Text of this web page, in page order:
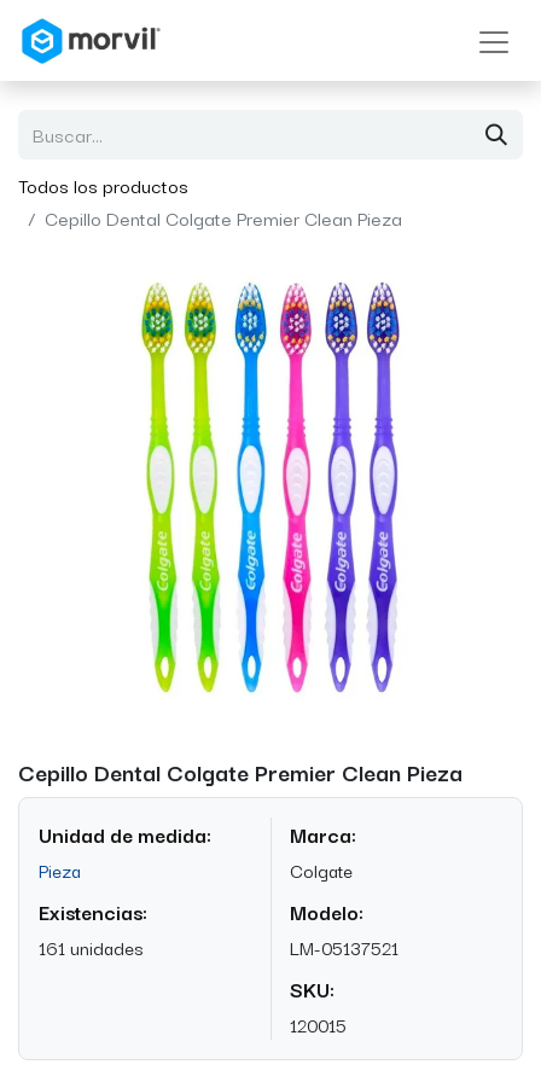
Todos los productos
Cepillo Dental Colgate Premier Clean Pieza
Cepillo Dental Colgate Premier Clean Pieza
Unidad de medida:
Pieza
Existencias:
161 unidades
Marca:
Colgate
Modelo:
LM-05137521
SKU:
120015